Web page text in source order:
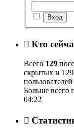
Кто
Всего 129
скрытых и 129
Больше всего
04:22